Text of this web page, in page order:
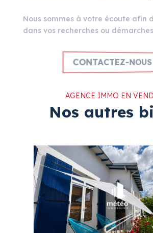
Nous sommes à votre écoute afin
dans vos recherches ou
CONTACTEZ-NOUS
AGENCE IMMO EN
Nos autres